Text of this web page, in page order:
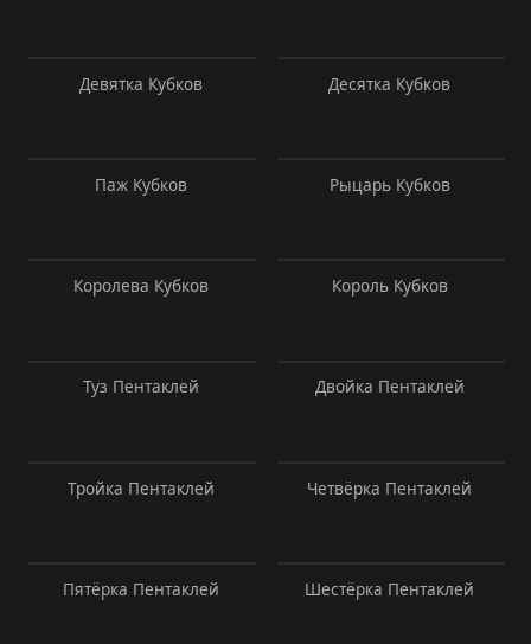
Девятка Кубков Десятка Кубков
Паж Кубков Рыцарь Кубков
Королева Кубков Король Кубков
Туз Пентаклей Двойка Пентаклей
Тройка Пентаклей Четвёрка Пентаклей
Пятёрка Пентаклей Шестёрка Пентаклей